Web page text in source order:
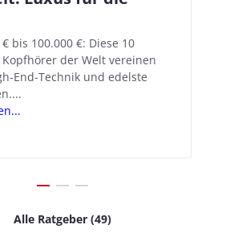
bis 100.000 €: Diese 10
der Welt vereinen
End-Technik und edelste
Feature ein
und den AirPods Pro 2
Apple seine In-Ear-Kopfhörer
Hörhilfen. In wenigen
Alle Ratgeber (49)